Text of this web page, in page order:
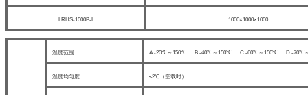
LRHS-1000B-L 1000×1000×1000
温度范围 A:-20℃～150℃ B:-40℃～150℃ C:-60℃～150℃ D:-70℃
温度均匀度 ≤2℃（空载时）